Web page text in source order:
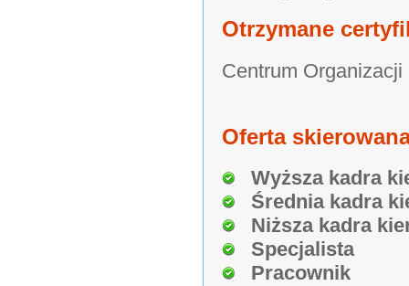
Otrzymane
Centrum
Oferta
Wyższa kadra
Średnia kadra
Niższa kadra
Specjalista
Pracownik